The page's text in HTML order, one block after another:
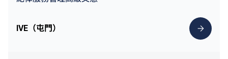
IVE（屯門）